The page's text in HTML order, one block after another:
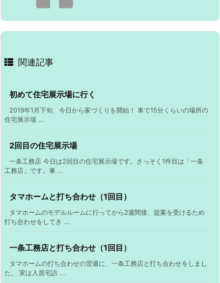
関連記事
初めて住宅展示場に行く
2019年1月下旬、今日から家づくりを開始！ 車で15分くらいの場所の
住宅展示場 ...
2回目の住宅展示場
一条工務店 今日は2回目の住宅展示場です。さっそく1件目は「一条
工務店」です。事 ...
タマホームと打ち合わせ（1回目）
タマホームのモデルルームに行ってから2週間後、提案を受けるため
打ち合わせをしてき ...
一条工務店と打ち合わせ（1回目）
タマホームの打ち合わせの翌週に、一条工務店と打ち合わせをしまし
た。 実は入居宅訪 ...